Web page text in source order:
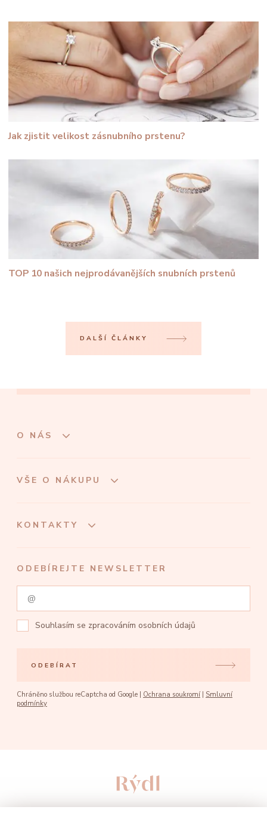
Jak zjistit velikost zásnubního prstenu?
TOP 10 našich nejprodávanějších snubních prstenů
DALŠÍ ČLÁNKY
O NÁS
VŠE O NÁKUPU
KONTAKTY
ODEBÍREJTE NEWSLETTER
Souhlasím se zpracováním osobních údajů
ODEBÍRAT
Chráněno službou reCaptcha od Google | Ochrana soukromí
Smluvní
podmínky